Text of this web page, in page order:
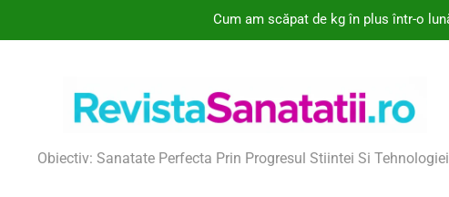
Cum am scăpat de kg în plus într-o
De ce combinația unică de ingrediente poate
Sanatatii
Obiectiv: Sanatate Perfecta Prin Progresul Stiintei Si